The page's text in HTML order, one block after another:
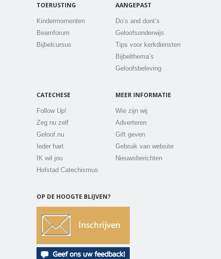
TOERUSTING
Kindermomenten
Beamforum
Bijbelcursus
AANGEPAST
Do’s and dont’s
Geloofsonderwijs
Tips voor kerkdiensten
Bijbelthema’s
Geloofsbeleving
CATECHESE
Follow Up!
Zeg nu zelf
Geloof.nu
Ieder hart
IK wil jou
Hofstad Catechismus
MEER INFORMATIE
Wie zijn wij
Adverteren
Gift geven
Gebruik van website
Nieuwsberichten
OP DE HOOGTE BLIJVEN?